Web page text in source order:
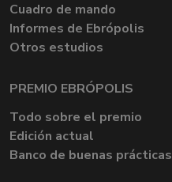
Cuadro de mando
Informes de Ebrópolis
Otros estudios
PREMIO EBRÓPOLIS
Todo sobre el premio
Edición actual
Banco de buenas prácticas